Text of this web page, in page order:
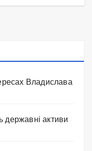
Владислава
активи